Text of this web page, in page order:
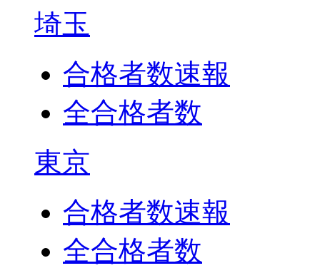
埼玉
合格者数速報
全合格者数
東京
合格者数速報
全合格者数